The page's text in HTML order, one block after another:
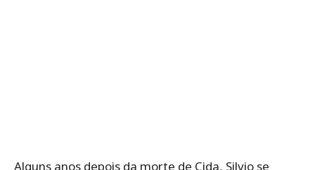
Alguns anos depois da morte de Cida, Silvio se